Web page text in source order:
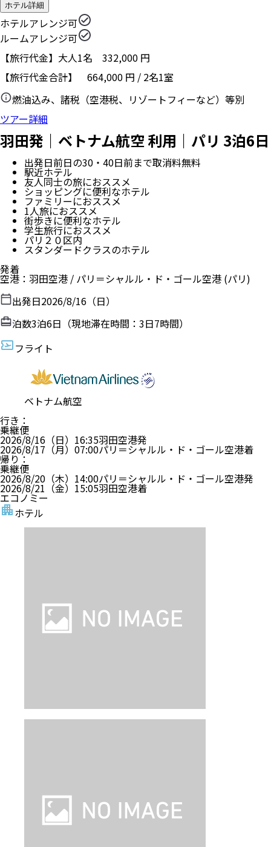
ホテル詳細
ホテルアレンジ可
ルームアレンジ可
【旅行代金】大人1名 332,000 円
【旅行代金合計】 664,000 円 / 2名1室
燃油込み、諸税（空港税、リゾートフィーなど）等別
ツアー詳細
羽田発｜ベトナム航空 利用｜パリ 3泊6日
出発日前日の30・40日前まで取消料無料
駅近ホテル
友人同士の旅におススメ
ショッピングに便利なホテル
ファミリーにおススメ
1人旅におススメ
街歩きに便利なホテル
学生旅行におススメ
パリ２０区内
スタンダードクラスのホテル
発着
空港 ： 羽田空港 / パリ＝シャルル・ド・ゴール空港 (パリ)
出発日2026/8/16（日）
泊数3泊6日（現地滞在時間： 3日7時間）
フライト
ベトナム航空
行き ：
乗継便
2026/8/16（日） 16:35羽田空港発
2026/8/17（月） 07:00パリ＝シャルル・ド・ゴール空港着
帰り ：
乗継便
2026/8/20（木） 14:00パリ＝シャルル・ド・ゴール空港発
2026/8/21（金） 15:05羽田空港着
エコノミー
ホテル